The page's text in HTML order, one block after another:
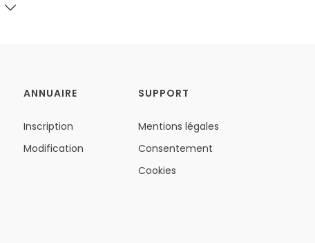
ANNUAIRE
Inscription
Modification
SUPPORT
Mentions légales
Consentement
Cookies